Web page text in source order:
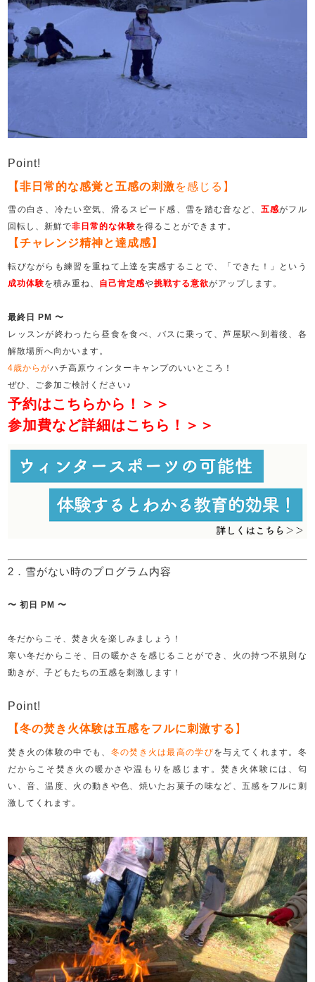
Point!
【非日常的な感覚と五感の刺激を感じる】
雪の白さ、冷たい空気、滑るスピード感、雪を踏む音など、 五感がフル
回転し、新鮮で非日常的な体験を得ることができます。
【チャレンジ精神と達成感】
転びながらも練習を重ねて上達を実感することで、「できた！」という
成功体験を積み重ね、 自己肯定感や挑戦する意欲がアップします。
最終日 PM 〜
レッスンが終わったら昼食を食べ、バスに乗って、芦屋駅へ到着後、各
解散場所へ向かいます。
4歳からがハチ高原ウィンターキャンプのいいところ！
ぜひ、ご参加ご検討ください♪
予約はこちらから！＞＞
参加費など詳細はこちら！＞＞
2．雪がない時のプログラム内容
〜 初日 PM 〜
冬だからこそ、焚き火を楽しみましょう！
寒い冬だからこそ、日の暖かさを感じることができ、火の持つ不規則な
動きが、子どもたちの五感を刺激します！
Point!
【冬の焚き火体験は五感をフルに刺激する 】
焚き火の体験の中でも、 冬の焚き火は最高の学びを与えてくれます。冬
だからこそ焚き火の暖かさや温もりを感じます。焚き火体験には、匂
い、音、温度、火の動きや色、焼いたお菓子の味など、五感をフルに刺
激してくれます。